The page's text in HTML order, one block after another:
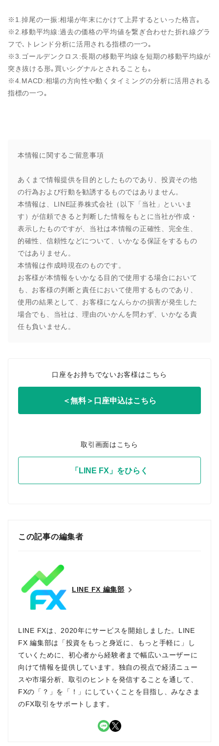
※1.掉尾の一振:相場が年末にかけて上昇するといった格言｡
※2.移動平均線:過去の価格の平均値を繋ぎ合わせた折れ線グラ
フで､トレンド分析に活用される指標の一つ｡
※3.ゴールデンクロス:長期の移動平均線を短期の移動平均線が
突き抜ける形｡買いシグナルとされることも｡
※4.MACD:相場の方向性や動くタイミングの分析に活用される
指標の一つ｡
本情報に関するご留意事項
あくまで情報提供を目的としたものであり、投資その他
の行為および行動を勧誘するものではありません。
本情報は、LINE証券株式会社（以下「当社」といいま
す）が信頼できると判断した情報をもとに当社が作成・
表示したものですが、当社は本情報の正確性、完全生、
的確性、信頼性などについて、いかなる保証をするもの
ではありません。
本情報は作成時現在のものです。
お客様が本情報をいかなる目的で使用する場合において
も、お客様の判断と責任において使用するものであり、
使用の結果として、お客様になんらかの損害が発生した
場合でも、当社は、理由のいかんを問わず、いかなる責
任も負いません。
口座をお持ちでないお客様はこちら
＜無料＞口座申込はこちら
取引画面はこちら
「LINE FX」をひらく
この記事の編集者
LINE FX 編集部
LINE FXは、2020年にサービスを開始しました。LINE
FX 編集部は「投資をもっと身近に、もっと手軽に」し
ていくために、初心者から経験者まで幅広いユーザーに
向けて情報を提供しています。独自の視点で経済ニュー
スや市場分析、取引のヒントを発信することを通して、
FXの「？」を「！」にしていくことを目指し、みなさま
のFX取引をサポートします。
LINE